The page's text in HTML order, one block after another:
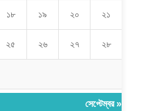
১৮ ১৯ ২০ ২১
২৫ ২৬ ২৭ ২৮
সেপ্টেম্বর »